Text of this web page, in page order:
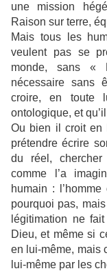
une mission
Raison sur terre,
Mais tous les
veulent pas se
monde, sans «
nécessaire sans
croire, en toute
ontologique, et
Ou bien il croit en
prétendre écrire
du réel, chercher
comme l’a
humain :
pourquoi pas,
légitimation ne
Dieu, et même si
en lui-même, mais
lui-même par les